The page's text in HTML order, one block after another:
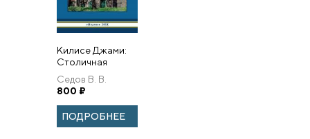
Килисе Джами:
Столичная
архитектура
Византии
Седов В. В.
800 ₽
ПОДРОБНЕЕ